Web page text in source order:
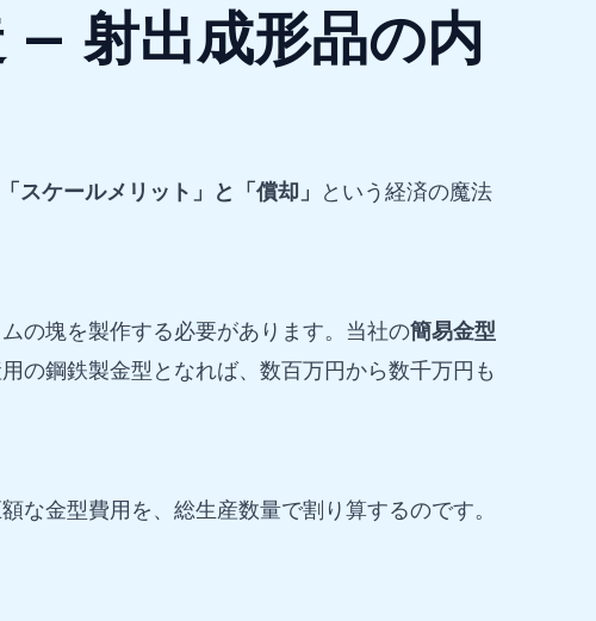
— 射出成形品の内
「スケールメリット」と「償却」 という経済の魔法
の塊を製作する必要があります。当社の簡易金型
の鋼鉄製金型となれば、数百万円から数千万円も
金型費用を、総生産数量で割り算するのです。